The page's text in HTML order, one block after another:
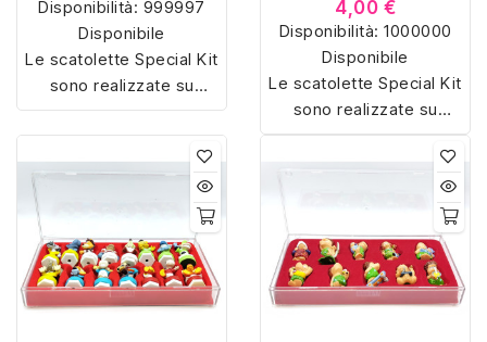
Disponibilità: 999997
Disponibile
Le scatolette Special Kit
sono realizzate su
misura con materiali di
alta qualità, hanno un
interno sagomato in
vellutino rosso e offrono
soluzioni eleganti e
pratiche per organizzare
e mostrare la tua
collezione di sorpresine.
4,00 €
Disponibilità: 1000000
Disponibile
Le scatolette Special Kit
sono realizzate su
misura con materiali di
alta qualità, hanno un
interno sagomato in
vellutino rosso e offrono
soluzioni eleganti e
pratiche per organizzare
e mostrare la tua